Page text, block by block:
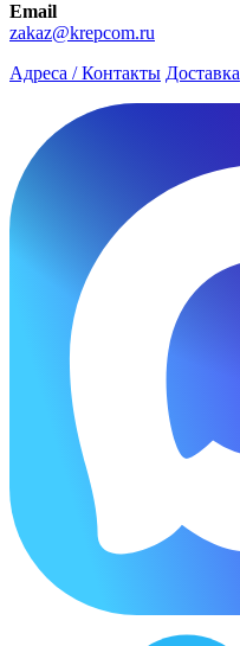
Email
zakaz@krepcom.ru
Адреса / Контакты Доставка